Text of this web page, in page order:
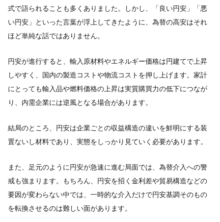
式で語られることも多くありました。しかし、「良い円安」「悪
い円安」といった言葉が浮上してきたように、為替の高安はそれ
ほど単純な話ではありません。
円安が進行すると、輸入原材料やエネルギー価格は円建てで上昇
しやすく、国内の製造コストや物流コストを押し上げます。家計
にとっても輸入品や燃料価格の上昇は実質購買力の低下につなが
り、内需企業には逆風となる場合があります。
結局のところ、円安は企業ごとの収益構造の違いを鮮明にする装
置ないし材料であり、実態をしっかり見ていく必要があります。
また、足元のように円安が急速に進む局面では、為替介入への警
戒も強まります。もちろん、円安を招く金利差や貿易構造などの
要因が変わらない中では、一時的な介入だけで円安基調そのもの
を転換させるのは難しい面があります。